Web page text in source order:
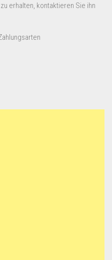
erhalten, kontaktieren Sie ihn